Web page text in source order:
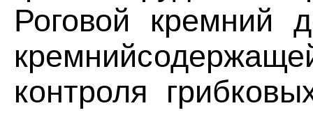
Роговой кремний
контроля